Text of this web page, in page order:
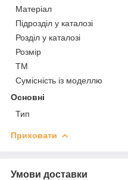
Матеріал
Підрозділ у каталозі
Розділ у каталозі
Розмір
ТМ
Сумісність із моделлю
Основні
Тип
Приховати
Умови доставки